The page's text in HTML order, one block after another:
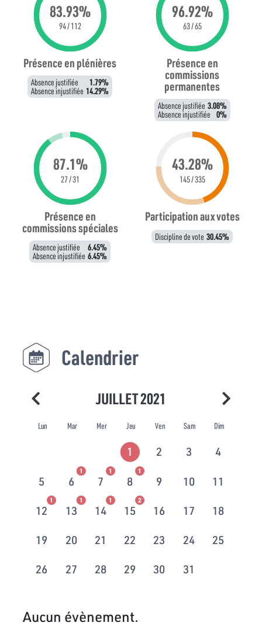
83.93%
94 / 112
Présence en plénières
Absence justifiée 1.79%
Absence injustifiée 14.29%
96.92%
63 / 65
Présence en
commissions
permanentes
Absence justifiée 3.08%
Absence injustifiée 0%
87.1%
27 / 31
Présence en
commissions spéciales
Absence justifiée 6.45%
Absence injustifiée 6.45%
43.28%
145 / 335
Participation aux votes
Discipline de vote 30.45%
Calendrier
JUILLET 2021
Lun Mar Mer Jeu Ven Sam Dim
1 2 3 4
5 6
1
7
1
8
1
9 10 11
12
1
13
1
14
1
15
2
16 17 18
19 20 21 22 23 24 25
26 27 28 29 30 31
Aucun évènement.